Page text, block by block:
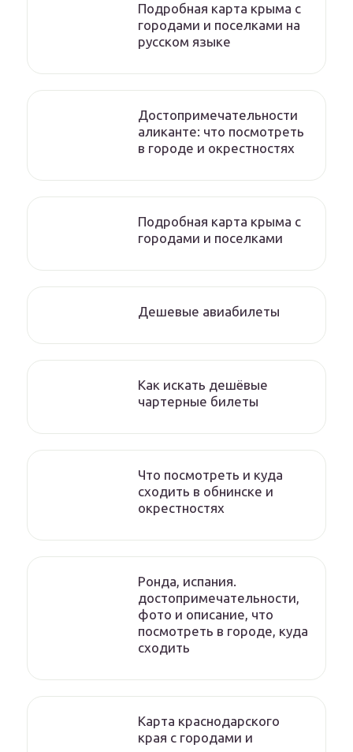
Подробная карта крыма с
городами и поселками на
русском языке
Достопримечательности
аликанте: что посмотреть
в городе и окрестностях
Подробная карта крыма с
городами и поселками
Дешевые авиабилеты
Как искать дешёвые
чартерные билеты
Что посмотреть и куда
сходить в обнинске и
окрестностях
Ронда, испания.
достопримечательности,
фото и описание, что
посмотреть в городе, куда
сходить
Карта краснодарского
края с городами и